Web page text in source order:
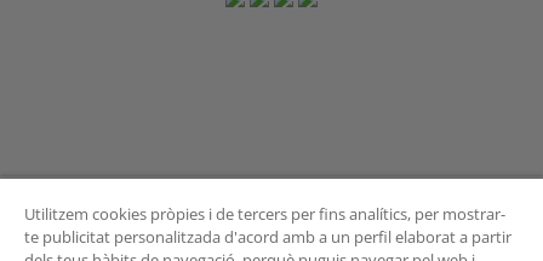
Utilitzem cookies pròpies i de tercers per fins analítics, per mostrar-
te publicitat personalitzada d'acord amb a un perfil elaborat a partir